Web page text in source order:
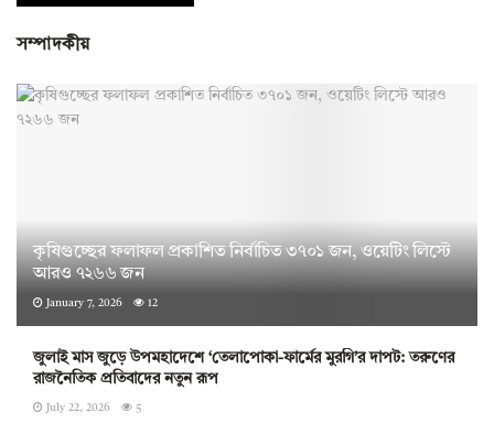
সম্পাদকীয়
কৃষিগুচ্ছের ফলাফল প্রকাশিত নির্বাচিত ৩৭০১ জন, ওয়েটিং লিস্টে
আরও ৭২৬৬ জন
January 7, 2026 12
জুলাই মাস জুড়ে উপমহাদেশে ‘তেলাপোকা-ফার্মের মুরগি’র দাপট: তরুণের
রাজনৈতিক প্রতিবাদের নতুন রূপ
July 22, 2026 5